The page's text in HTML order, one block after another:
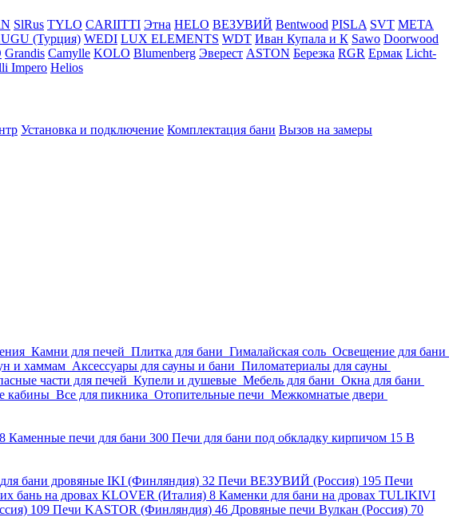
SlRus TYLO CARIITTI Этна HELO ВЕЗУВИЙ Bentwood PISLA SVT МЕТА
(Турция) WEDI LUX ELEMENTS WDT Иван Купала и К Sawo Doorwood
Grandis Camylle KOLO Blumenberg Эверест ASTON Березка RGR Ермак Licht-
Impero Helios
Установка и подключение Комплектация бани Вызов на замеры
Камни для печей Плитка для бани Гималайская соль Освещение для бани
и хаммам Аксессуары для сауны и бани Пиломатериалы для сауны
части для печей Купели и душевые Мебель для бани Окна для бани
кабины Все для пикника Отопительные печи Межкомнатые двери
Каменные печи для бани 300 Печи для бани под обкладку кирпичом 15 В
бани дровяные IKI (Финляндия) 32 Печи ВЕЗУВИЙ (Россия) 195 Печи
бань на дровах KLOVER (Италия) 8 Каменки для бани на дровах TULIKIVI
109 Печи KASTOR (Финляндия) 46 Дровяные печи Вулкан (Россия) 70